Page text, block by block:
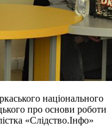
національного
про основи роботи
«Слідство.Інфо»